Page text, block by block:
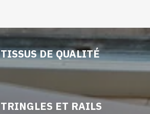
TISSUS DE QUALITÉ
TRINGLES ET RAILS